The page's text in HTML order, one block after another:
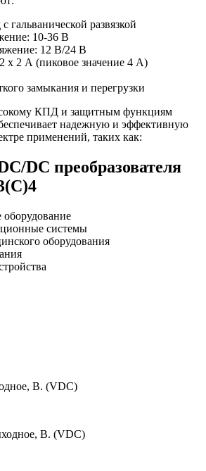
гальванической развязкой
10-36 В
12 В/24 В
x 2 А (пиковое значение 4 А)
замыкания и перегрузки
КПД и защитным функциям
надежную и эффективную
применений, таких как:
DC преобразователя
системы
оборудования
В. (VDC)
В. (VDC)